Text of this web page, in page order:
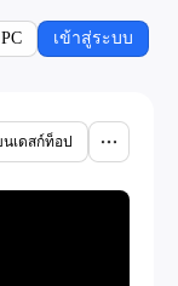
เข้าสู่ระบบ
เดสก์ท็อป